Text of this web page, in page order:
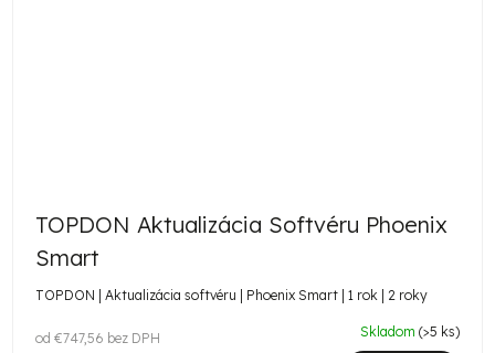
TOPDON Aktualizácia Softvéru Phoenix
Smart
TOPDON | Aktualizácia softvéru | Phoenix Smart | 1 rok | 2 roky
od €747,56 bez DPH Skladom (>5 ks)